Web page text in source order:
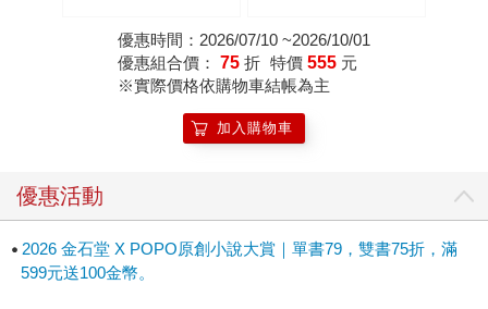
優惠時間：2026/07/10 ~2026/10/01
優惠組合價： 75 折 特價 555 元
※實際價格依購物車結帳為主
加入購物車
優惠活動
2026 金石堂 X POPO原創小說大賞｜單書79，雙書75折，滿
599元送100金幣。